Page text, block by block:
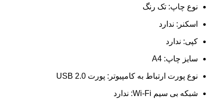
نوع چاپ: تک رنگ
اسکنر: ندارد
کپی: ندارد
سایز چاپ: A4
نوع پورت ارتباط به کامپیوتر: پورت USB 2.0
شبکه بی سیم Wi-Fi: ندارد